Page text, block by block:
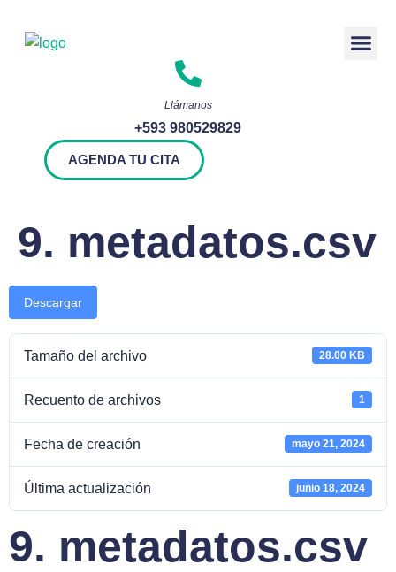
Llámanos
+593 980529829
AGENDA TU CITA
9. metadatos.csv
Descargar
Tamaño del archivo 28.00 KB
Recuento de archivos 1
Fecha de creación mayo 21, 2024
Última actualización junio 18, 2024
9. metadatos.csv